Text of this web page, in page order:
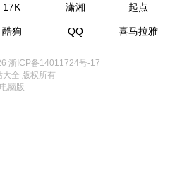
17K 潇湘 起点
酷狗 QQ 喜马拉雅
浙ICP备14011724号-17
大全 版权所有
电脑版